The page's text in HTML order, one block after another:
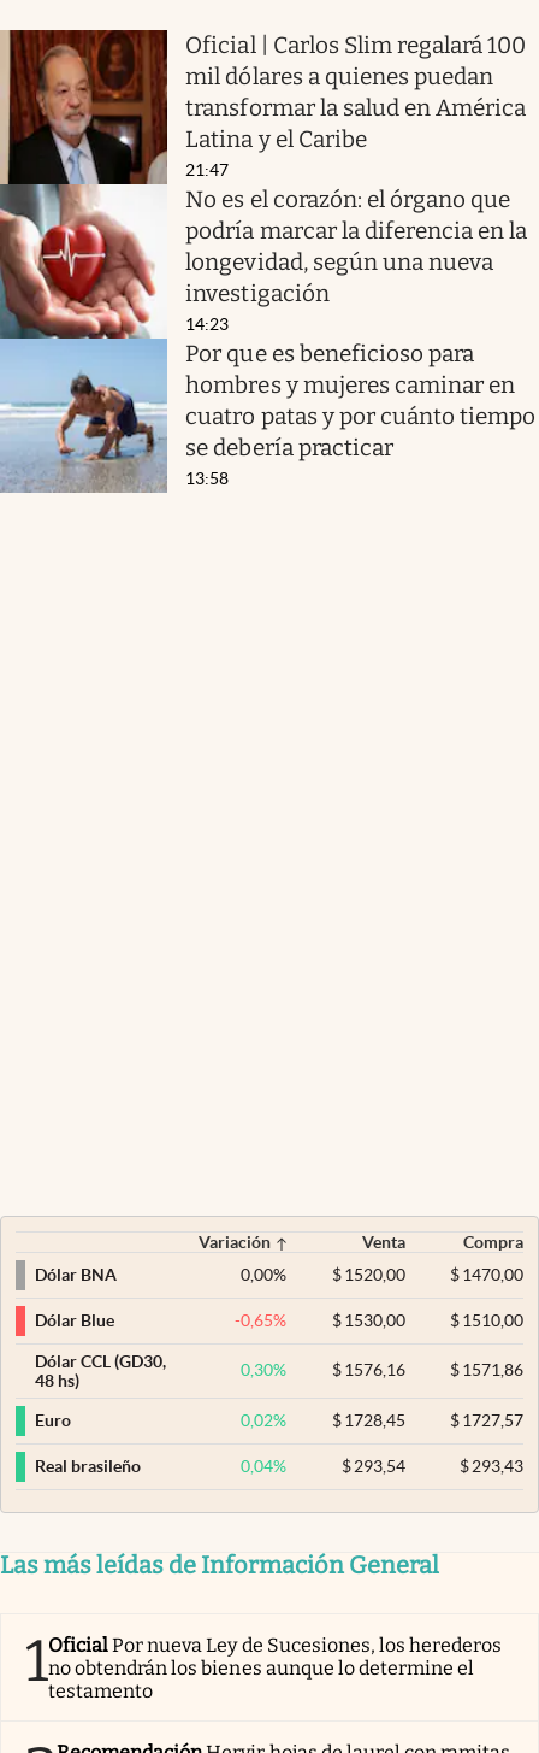
Oficial | Carlos Slim regalará 100
mil dólares a quienes puedan
transformar la salud en América
Latina y el Caribe
21:47
No es el corazón: el órgano que
podría marcar la diferencia en la
longevidad, según una nueva
investigación
14:23
Por que es beneficioso para
hombres y mujeres caminar en
cuatro patas y por cuánto tiempo
se debería practicar
13:58
Variación Venta
Compra
Dólar BNA
0,00% $ 1520,00 $1470,00
Dólar Blue -0,65% $ 1530,00 $1510,00
Dólar CCL (GD30,
48 hs)
0,30% $ 1576,16 $1571,86
Euro 0,02% $ 1728,45 $1727,57
Real brasileño 0,04% $ 293,54 $293,43
Las más leídas de Información General
1OficialPor nueva Ley de Sucesiones, los herederos
no obtendrán los bienes aunque lo determine el
testamento